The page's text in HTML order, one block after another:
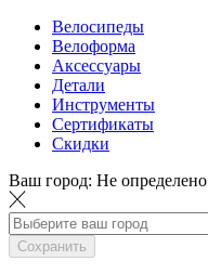
Велосипеды
Велоформа
Аксессуары
Детали
Инструменты
Сертификаты
Скидки
Ваш город: Не определено
Сохранить